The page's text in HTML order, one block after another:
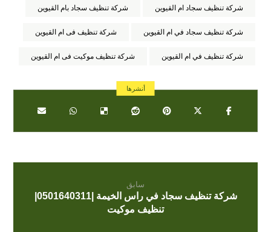
شركة تنظيف سجاد ام القيوين شركة تنظيف سجاد بام القيوين
شركة تنظيف سجاد في ام القيوين شركة تنظيف فى ام القيوين
شركة تنظيف في ام القيوين شركة تنظيف موكيت فى ام القيوين
سابق
تنظيف موكيت